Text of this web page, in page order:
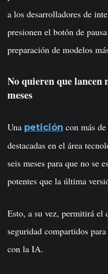
a los desarrolladores de
presionen el botón de
preparación de modelos
No quieren que lancen
meses
Una petición con más
destacadas en el área
seis meses para que no se
potentes que la última
Esto, a su vez, permitirá el
seguridad compartidos
con la IA.